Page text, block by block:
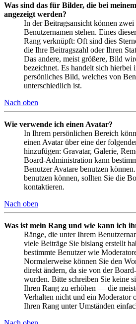
Was sind das für Bilder, die bei
angezeigt werden?
In der Beitragsansicht können
Benutzernamen stehen. Eines
Rang verknüpft: Oft sind dies
die Ihre Beitragszahl oder Ihren
Das andere, meist größere, Bild
bezeichnet. Es handelt sich hierbei
persönliches Bild, welches von
unterschiedlich ist.
Nach oben
Wie verwende ich einen Avatar?
In Ihrem persönlichen Bereich
einen Avatar über eine der
hinzufügen: Gravatar, Galerie,
Board-Administration kann
Benutzer Avatare benutzen
benutzen können, sollten Sie die
kontaktieren.
Nach oben
Was ist mein Rang und wie kann ich
Ränge, die unter Ihrem
viele Beiträge Sie bislang erstellt
bestimmte Benutzer wie
Normalerweise können Sie den
direkt ändern, da sie von der
wurden. Bitte schreiben Sie keine
Ihren Rang zu erhöhen — die
Verhalten nicht und ein Moderator
Ihren Rang unter Umständen